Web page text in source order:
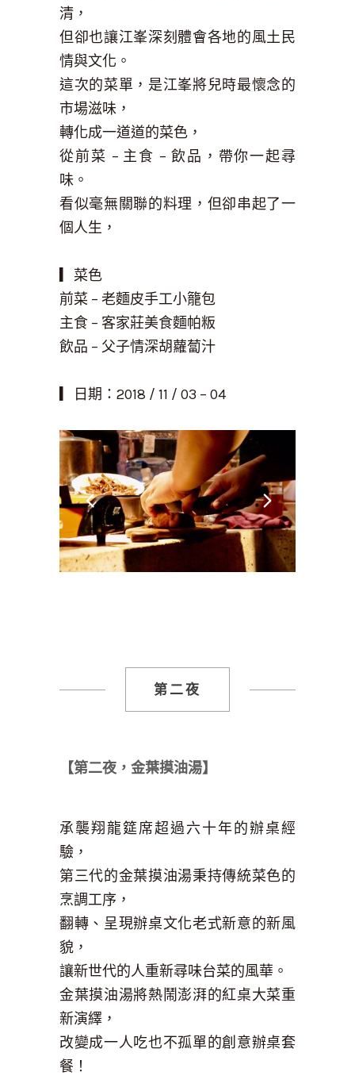
清，
但卻也讓江峯深刻體會各地的風土民
情與文化。
這次的菜單，是江峯將兒時最懷念的
市場滋味，
轉化成一道道的菜色，
從前菜 – 主食 – 飲品，帶你一起尋
味。
看似毫無關聯的料理，但卻串起了一
個人生，
▎菜色
前菜 – 老麵皮手工小籠包
主食 – 客家莊美食麵帕粄
飲品 – 父子情深胡蘿蔔汁
日期：2018 / 11 / 03 – 04
第二夜
【第二夜，金葉摸油湯】
承襲翔龍筵席超過六十年的辦桌經
驗，
第三代的金葉摸油湯秉持傳統菜色的
烹調工序，
翻轉、呈現辦桌文化老式新意的新風
貌，
讓新世代的人重新尋味台菜的風華。
金葉摸油湯將熱鬧澎湃的紅桌大菜重
新演繹，
改變成一人吃也不孤單的創意辦桌套
餐！